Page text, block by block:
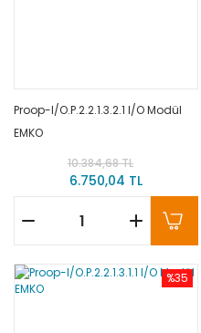
Proop-I/O.P.2.2.1.3.2.1 I/O Modül
EMKO
10.384,68 TL
6.750,04 TL
%35